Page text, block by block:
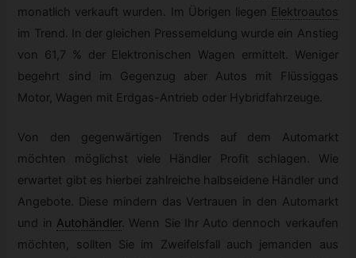
monatlich verkauft wurden. Im Übrigen liegen Elektroautos
im Trend. In der gleichen Pressemeldung wurde ein Anstieg
von 61,7 % der Elektronischen Wagen ermittelt. Weniger
begehrt sind im Gegenzug aber Autos mit Flüssiggas
Motor, Wagen mit Erdgas-Antrieb oder Hybridfahrzeuge.
Von den gegenwärtigen Trends auf dem Automarkt
möchten möglichst viele Händler Profit schlagen. Wie
erwartet gibt es hierbei zahlreiche halbseidene Händler und
Angebote. Diese mindern das Vertrauen in den Automarkt
und in Autohändler. Wenn Sie Ihr Auto dennoch verkaufen
möchten, sollten Sie im Zweifelsfall auch jemanden aus